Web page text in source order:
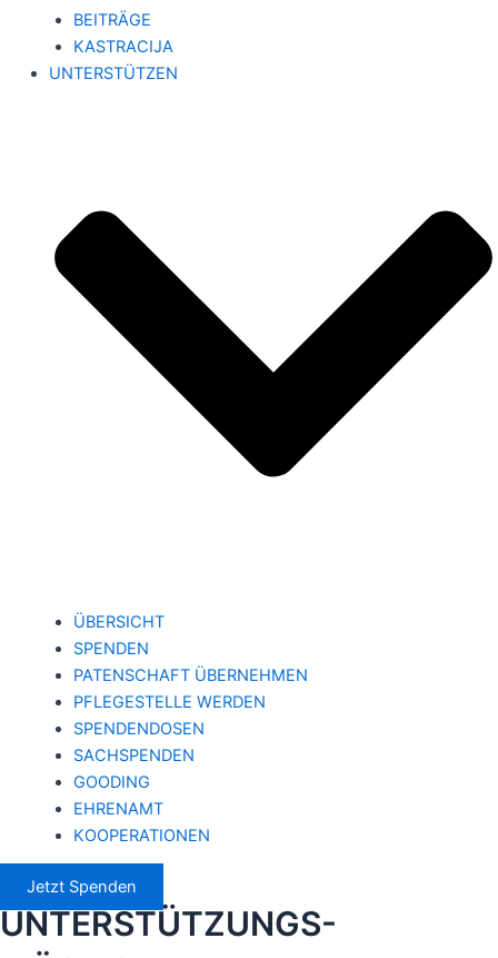
BEITRÄGE
KASTRACIJA
UNTERSTÜTZEN
ÜBERSICHT
SPENDEN
PATENSCHAFT ÜBERNEHMEN
PFLEGESTELLE WERDEN
SPENDENDOSEN
SACHSPENDEN
GOODING
EHRENAMT
KOOPERATIONEN
Jetzt Spenden
UNTERSTÜTZUNGS-